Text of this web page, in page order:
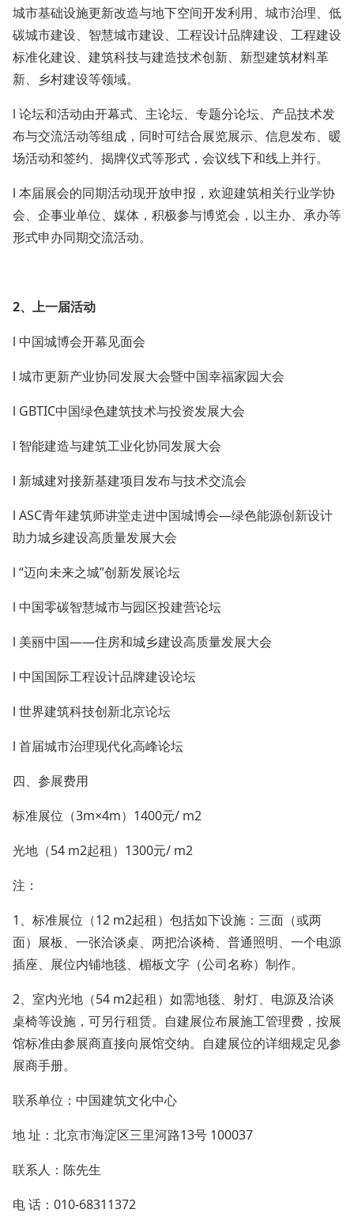
城市基础设施更新改造与地下空间开发利用、城市治理、低
碳城市建设、智慧城市建设、工程设计品牌建设、工程建设
标准化建设、建筑科技与建造技术创新、新型建筑材料革
新、乡村建设等领域。
l 论坛和活动由开幕式、主论坛、专题分论坛、产品技术发
布与交流活动等组成，同时可结合展览展示、信息发布、暖
场活动和签约、揭牌仪式等形式，会议线下和线上并行。
l 本届展会的同期活动现开放申报，欢迎建筑相关行业学协
会、企事业单位、媒体，积极参与博览会，以主办、承办等
形式申办同期交流活动。
2、 上一届活动
l 中国城博会开幕见面会
l 城市更新产业协同发展大会暨中国幸福家园大会
l GBTIC中国绿色建筑技术与投资发展大会
l 智能建造与建筑工业化协同发展大会
l 新城建对接新基建项目发布与技术交流会
l ASC青年建筑师讲堂走进中国城博会—绿色能源创新设计
助力城乡建设高质量发展大会
l “迈向未来之城”创新发展论坛
l 中国零碳智慧城市与园区投建营论坛
l 美丽中国——住房和城乡建设高质量发展大会
l 中国国际工程设计品牌建设论坛
l 世界建筑科技创新北京论坛
l 首届城市治理现代化高峰论坛
四、参展费用
标准展位（3m×4m）1400元/ m2
光地（54 m2起租）1300元/ m2
注：
1、标准展位（12 m2起租）包括如下设施：三面（或两
面）展板、一张洽谈桌、两把洽谈椅、普通照明、一个电源
插座、展位内铺地毯、楣板文字（公司名称）制作。
2、室内光地（54 m2起租）如需地毯、射灯、电源及洽谈
桌椅等设施，可另行租赁。自建展位布展施工管理费，按展
馆标准由参展商直接向展馆交纳。自建展位的详细规定见参
展商手册。
联系单位：中国建筑文化中心
地 址：北京市海淀区三里河路13号 100037
联系人：陈先生
电 话：010-68311372